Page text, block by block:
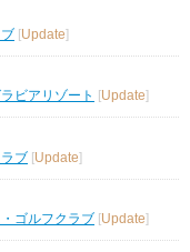
[Update]
ビアリゾート
Update
ブ [Update]
ゴルフクラブ
Update